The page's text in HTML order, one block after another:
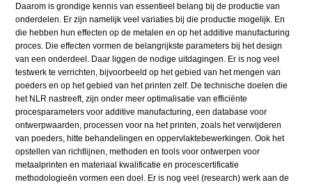
Daarom is grondige kennis van essentieel belang bij de productie van
onderdelen. Er zijn namelijk veel variaties bij die productie mogelijk. En
die hebben hun effecten op de metalen en op het additive manufacturing
proces. Die effecten vormen de belangrijkste parameters bij het design
van een onderdeel. Daar liggen de nodige uitdagingen. Er is nog veel
testwerk te verrichten, bijvoorbeeld op het gebied van het mengen van
poeders en op het gebied van het printen zelf. De technische doelen die
het NLR nastreeft, zijn onder meer optimalisatie van efficiënte
procesparameters voor additive manufacturing, een database voor
ontwerpwaarden, processen voor na het printen, zoals het verwijderen
van poeders, hitte behandelingen en oppervlaktebewerkingen. Ook het
opstellen van richtlijnen, methoden en tools voor ontwerpen voor
metaalprinten en materiaal kwalificatie en procescertificatie
methodologieën vormen een doel. Er is nog veel (research) werk aan de